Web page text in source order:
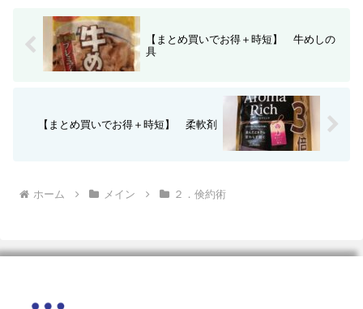
【まとめ買いでお得＋時短】 牛めしの
具
【まとめ買いでお得＋時短】 柔軟剤
ホーム メイン ２．倹約術